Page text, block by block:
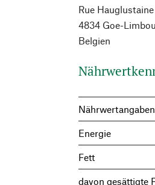
Rue Hauglustaine
4834 Goe-
Belgien
Energie
Fett
davon gesättigte